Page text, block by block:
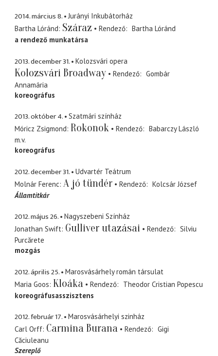
2014. március 8.
Jurányi Inkubátorház
Bartha Lóránd Száraz Rendező
Bartha Lóránd
a rendező munkatársa
2013. december 31. Kolozsvári opera
Kolozsvári Broadway Rendező
Gombár
Annamária
koreográfus
2013. október 4.
Szatmári színház
Móricz Zsigmond Rokonok Rendező
Babarczy László
m.v.
koreográfus
2012. december 31.
Udvartér Teátrum
Molnár Ferenc A jó tündér Rendező
Kolcsár József
Államtitkár
2012. május 26.
Nagyszebeni Színház
Jonathan Swift Gulliver utazásai Rendező
Silviu
Purcărete
mozgás
2012. április 25.
Marosvásárhely román társulat
Maria Goos Kloáka Rendező
Theodor Cristian Popescu
koreográfusasszisztens
2012. február 17.
Marosvásárhelyi szinház
Carl Orff Carmina Burana Rendező
Gigi
Căciuleanu
Szereplő